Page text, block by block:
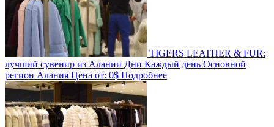
TIGERS LEATHER & FUR:
лучший сувенир из Алании Дни Каждый день Основной
регион Алания Цена от: 0$ Подробнее